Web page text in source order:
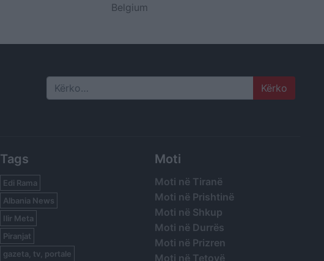
Belgium
Search
Tags
Edi Rama
Albania News
Ilir Meta
Piranjat
gazeta, tv, portale
Moti
Moti në Tiranë
Moti në Prishtinë
Moti në Shkup
Moti në Durrës
Moti në Prizren
Moti në Tetovë